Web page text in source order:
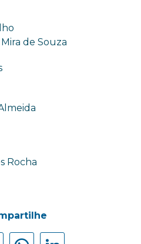
de Souza
Rocha